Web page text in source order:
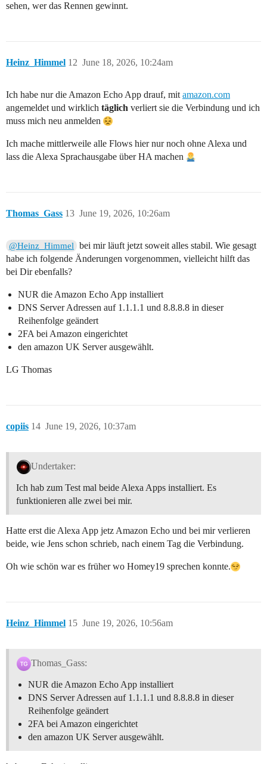
sehen, wer das Rennen gewinnt.
Heinz_Himmel June 18, 2026, 10:24am
12
Ich habe nur die Amazon Echo App drauf, mit amazon.com
angemeldet und wirklich täglich verliert sie die Verbindung und ich
muss mich neu anmelden
Ich mache mittlerweile alle Flows hier nur noch ohne Alexa und
lass die Alexa Sprachausgabe über HA machen
Thomas_Gass June 19, 2026, 10:26am
13
@Heinz_Himmel bei mir läuft jetzt soweit alles stabil. Wie gesagt
habe ich folgende Änderungen vorgenommen, vielleicht hilft das
bei Dir ebenfalls?
NUR die Amazon Echo App installiert
DNS Server Adressen auf 1.1.1.1 und 8.8.8.8 in dieser
Reihenfolge geändert
2FA bei Amazon eingerichtet
den amazon UK Server ausgewählt.
LG Thomas
copiis June 19, 2026, 10:37am
14
Undertaker:
Ich hab zum Test mal beide Alexa Apps installiert. Es
funktionieren alle zwei bei mir.
Hatte erst die Alexa App jetz Amazon Echo und bei mir verlieren
beide, wie Jens schon schrieb, nach einem Tag die Verbindung.
Oh wie schön war es früher wo Homey19 sprechen konnte.
Heinz_Himmel June 19, 2026, 10:56am
15
Thomas_Gass:
NUR die Amazon Echo App installiert
DNS Server Adressen auf 1.1.1.1 und 8.8.8.8 in dieser
Reihenfolge geändert
2FA bei Amazon eingerichtet
den amazon UK Server ausgewählt.